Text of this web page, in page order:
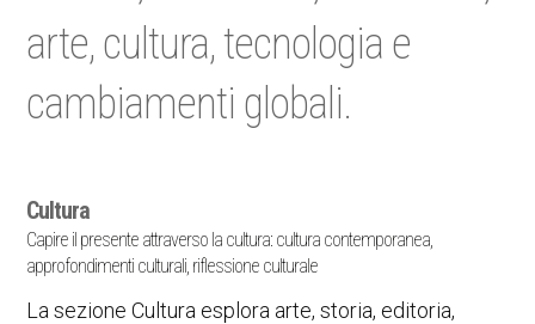
arte, cultura, tecnologia e
cambiamenti globali.
Cultura
Capire il presente attraverso la cultura: cultura contemporanea,
approfondimenti culturali, riflessione culturale
La sezione Cultura esplora arte, storia, editoria,